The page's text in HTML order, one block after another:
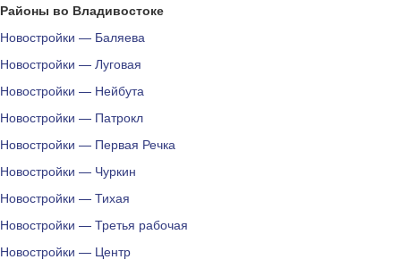
Районы во Владивостоке
Новостройки — Баляева
Новостройки — Луговая
Новостройки — Нейбута
Новостройки — Патрокл
Новостройки — Первая Речка
Новостройки — Чуркин
Новостройки — Тихая
Новостройки — Третья рабочая
Новостройки — Центр